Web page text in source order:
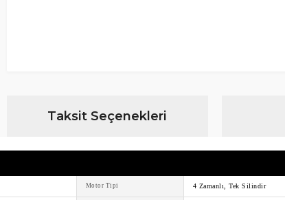
Taksit Seçenekleri
Motor Tipi 4 Zamanlı, Tek Silindir